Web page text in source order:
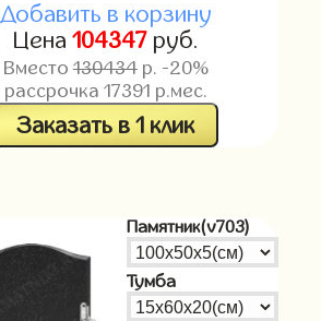
Добавить в корзину
Цена 104347руб.
Вместо 130434р. -20%
рассрочка 17391 р.мес.
Заказать в 1 клик
Памятник(v703)
Тумба